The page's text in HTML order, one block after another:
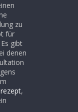
zu
für
gibt
denen
,